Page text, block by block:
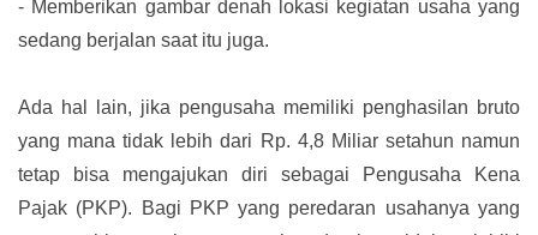
- Memberikan gambar denah lokasi kegiatan usaha yang
sedang berjalan saat itu juga.
Ada hal lain, jika pengusaha memiliki penghasilan bruto
yang mana tidak lebih dari Rp. 4,8 Miliar setahun namun
tetap bisa mengajukan diri sebagai Pengusaha Kena
Pajak (PKP). Bagi PKP yang peredaran usahanya yang